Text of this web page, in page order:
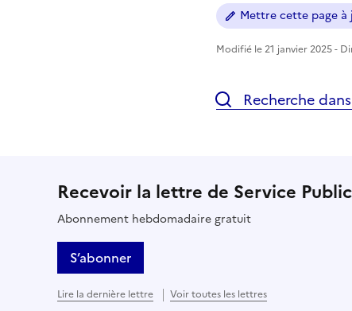
Mettre cette page à
Modifié le 21 janvier 2025 -
Recherche
Recevoir la lettre de Service Public
Abonnement hebdomadaire gratuit
S’abonner
Lire la dernière lettre Voir toutes les lettres